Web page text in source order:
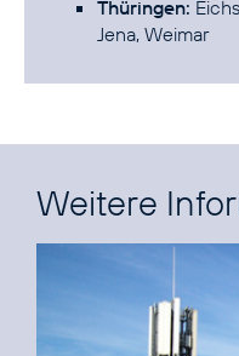
Thüringen:
Weitere